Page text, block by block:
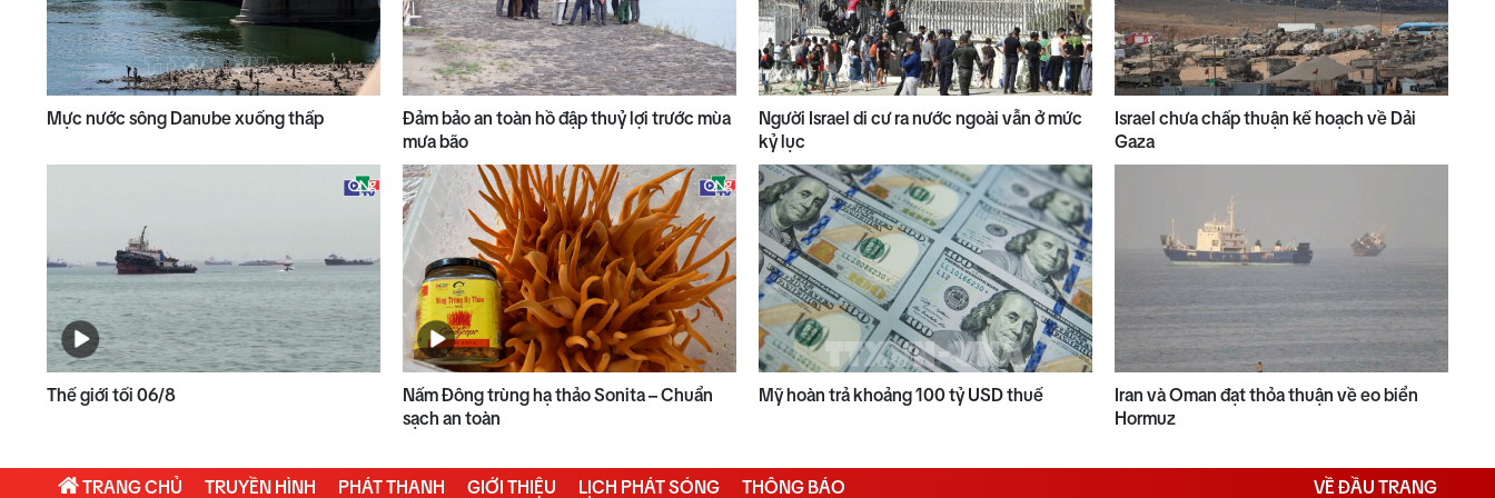
Mực nước sông Danube xuống thấp
Đảm bảo an toàn hồ đập thuỷ lợi trước mùa
mưa bão
Người Israel di cư ra nước ngoài vẫn ở mức
kỷ lục
Israel chưa chấp thuận kế hoạch về Dải
Gaza
Thế giới tối 06/8
Nấm Đông trùng hạ thảo Sonita – Chuẩn
sạch an toàn
Mỹ hoàn trả khoảng 100 tỷ USD thuế
Iran và Oman đạt thỏa thuận về eo biển
Hormuz
TRANG CHỦ TRUYỀN HÌNH PHÁT THANH GIỚI THIỆU LỊCH PHÁT SÓNG THÔNG BÁO VỀ ĐẦU TRANG